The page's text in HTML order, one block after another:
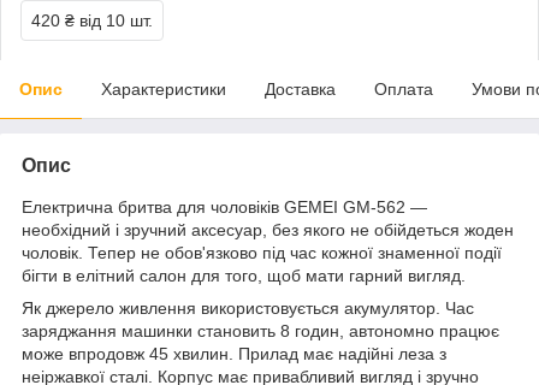
420 ₴ від 10 шт.
Опис Характеристики Доставка Оплата Умови
Опис
Електрична бритва для чоловіків GEMEI GM-562 —
необхідний і зручний аксесуар, без якого не обійдеться жоден
чоловік. Тепер не обов'язково під час кожної знаменної події
бігти в елітний салон для того, щоб мати гарний вигляд.
Як джерело живлення використовується акумулятор. Час
заряджання машинки становить 8 годин, автономно працює
може впродовж 45 хвилин. Прилад має надійні леза з
неіржавкої сталі. Корпус має привабливий вигляд і зручно